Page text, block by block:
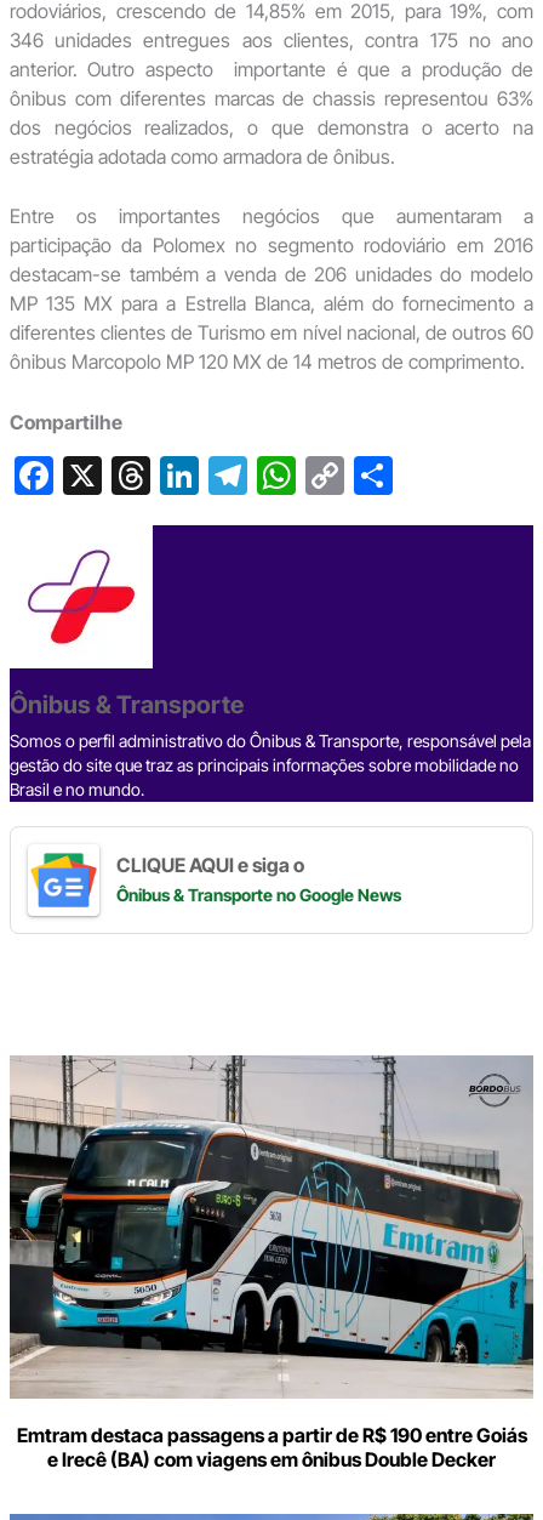
rodoviários, crescendo de 14,85% em 2015, para 19%, com
346 unidades entregues aos clientes, contra 175 no ano
anterior. Outro aspecto importante é que a produção de
ônibus com diferentes marcas de chassis representou 63%
dos negócios realizados, o que demonstra o acerto na
estratégia adotada como armadora de ônibus.
Entre os importantes negócios que aumentaram a
participação da Polomex no segmento rodoviário em 2016
destacam-se também a venda de 206 unidades do modelo
MP 135 MX para a Estrella Blanca, além do fornecimento a
diferentes clientes de Turismo em nível nacional, de outros 60
ônibus Marcopolo MP 120 MX de 14 metros de comprimento.
Compartilhe
F
e
b
o
o
k
X T
hr
s
Li
n
T
el
W
h
C
o
S
h
Ônibus & Transporte
Somos o perfil administrativo do Ônibus & Transporte, responsável pela
gestão do site que traz as principais informações sobre mobilidade no
Brasil e no mundo.
CLIQUE AQUI e siga o
Ônibus & Transporteno Google News
Emtram destaca passagens a partir de R$ 190 entre Goiás
e Irecê (BA) com viagens em ônibus Double Decker
Digite
aqui
o
seu
e-
mail